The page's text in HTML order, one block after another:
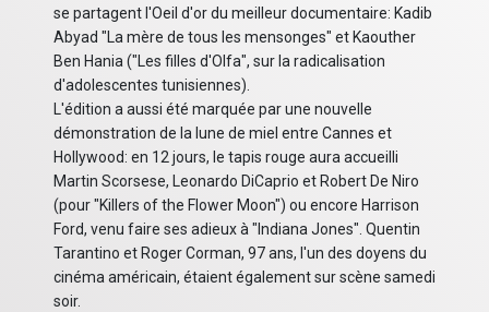
se partagent l'Oeil d'or du meilleur documentaire: Kadib
Abyad "La mère de tous les mensonges" et Kaouther
Ben Hania ("Les filles d'Olfa", sur la radicalisation
d'adolescentes tunisiennes).
L'édition a aussi été marquée par une nouvelle
démonstration de la lune de miel entre Cannes et
Hollywood: en 12 jours, le tapis rouge aura accueilli
Martin Scorsese, Leonardo DiCaprio et Robert De Niro
(pour "Killers of the Flower Moon") ou encore Harrison
Ford, venu faire ses adieux à "Indiana Jones". Quentin
Tarantino et Roger Corman, 97 ans, l'un des doyens du
cinéma américain, étaient également sur scène samedi
soir.